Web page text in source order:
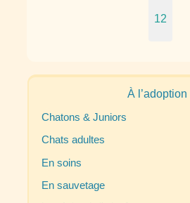
12
À l’adoption
Chatons & Juniors
Chats adultes
En soins
En sauvetage